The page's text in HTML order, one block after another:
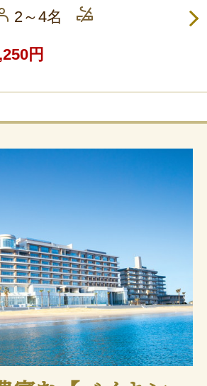
2～4名
円